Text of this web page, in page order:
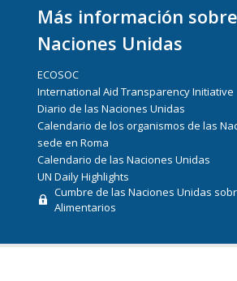
Más información
Naciones Unidas
ECOSOC
International Aid Transparency Initiative
Diario de las Naciones Unidas
Calendario de los organismos de las
sede en Roma
Calendario de las Naciones Unidas
UN Daily Highlights
Cumbre de las Naciones Unidas
Alimentarios